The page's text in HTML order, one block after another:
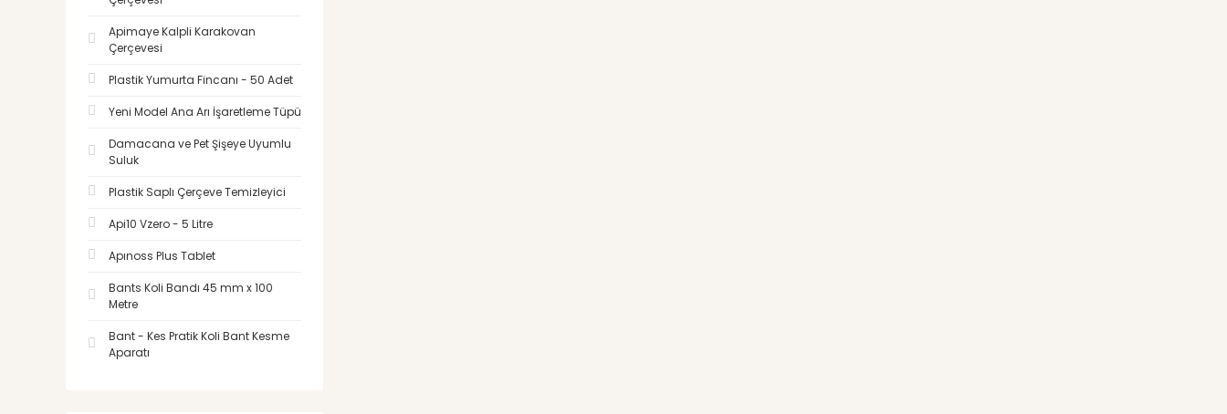
Apimaye Kalpli Karakovan
Çerçevesi
Plastik Yumurta Fincanı - 50 Adet
Yeni Model Ana Arı İşaretleme Tüpü
Damacana ve Pet Şişeye Uyumlu
Suluk
Plastik Saplı Çerçeve Temizleyici
Api10 Vzero - 5 Litre
Apınoss Plus Tablet
Bants Koli Bandı 45 mm x 100
Metre
Bant - Kes Pratik Koli Bant Kesme
Aparatı